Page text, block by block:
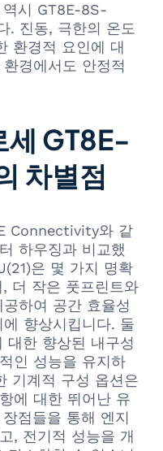
역시 GT8E-8S-
. 진동, 극한의 온도
환경적 요인에 대
경에서도 안정적
세 GT8E-
차별점
Connectivity와 같
하우징과 비교했
은 몇 가지 명확
더 작은 풋프린트와
하여 공간 효율성
향상시킵니다. 둘
대한 향상된 내구성
인 성능을 유지하
기계적 구성 옵션은
에 대한 뛰어난 유
점들을 통해 엔지
, 전기적 성능을 개